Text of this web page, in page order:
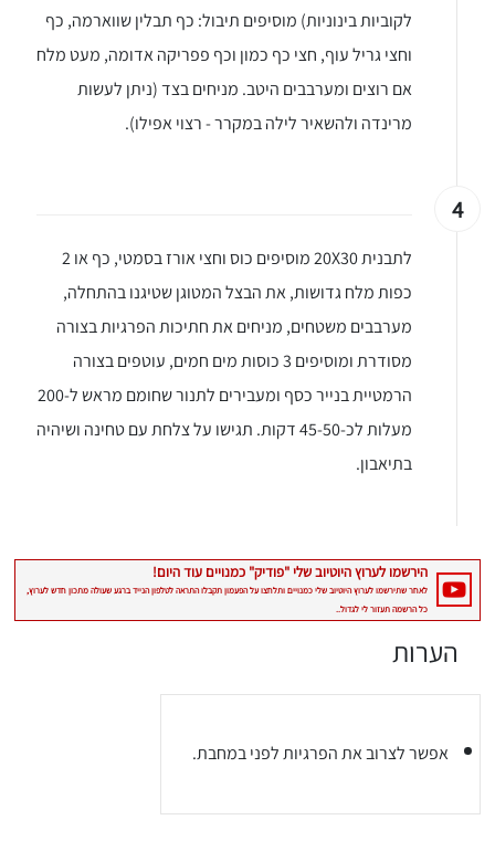
אותי באינסטגרם
לקוביות בינוניות) מוסיפים תיבול: כף תבלין שווארמה, כף
וחצי גריל עוף, חצי כף כמון וכף פפריקה אדומה, מעט מלח
אם רוצים ומערבבים היטב. מניחים בצד (ניתן לעשות
מרינדה ולהשאיר לילה במקרר - רצוי אפילו).
4
לתבנית 20X30 מוסיפים כוס וחצי אורז בסמטי, כף או 2
כפות מלח גדושות, את הבצל המטוגן שטיגנו בהתחלה,
מערבבים משטחים, מניחים את חתיכות הפרגיות בצורה
מסודרת ומוסיפים 3 כוסות מים חמים, עוטפים בצורה
הרמטיית בנייר כסף ומעבירים לתנור שחומם מראש ל-200
מעלות לכ-45-50 דקות. תגישו על צלחת עם טחינה ושיהיה
בתיאבון.
הערות
אפשר לצרוב את הפרגיות לפני במחבת.